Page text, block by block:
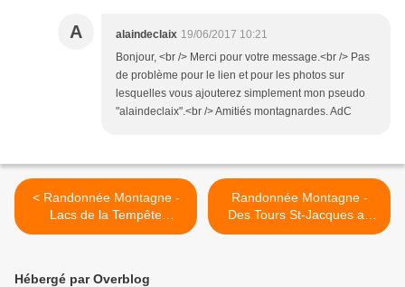
A alaindeclaix 19/06/2017 10:21
Bonjour, <br /> Merci pour votre message.<br /> Pas
de problème pour le lien et pour les photos sur
lesquelles vous ajouterez simplement mon pseudo
"alaindeclaix".<br /> Amitiés montagnardes. AdC
< Randonnée Montagne -
Lacs de la Tempête
(Beaufortain) par le Col de
Randonnée Montagne -
Des Tours St-Jacques au
Crêt de l'Aigle (Massif des
Hébergé par Overblog